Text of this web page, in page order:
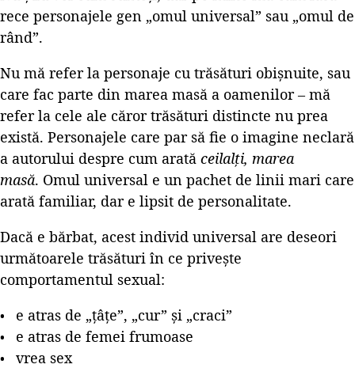
rece personajele gen „omul universal” sau „omul de
rând”.
Nu mă refer la personaje cu trăsături obișnuite, sau
care fac parte din marea masă a oamenilor – mă
refer la cele ale căror trăsături distincte nu prea
există. Personajele care par să fie o imagine neclară
a autorului despre cum arată ceilalți, marea
masă. Omul universal e un pachet de linii mari care
arată familiar, dar e lipsit de personalitate.
Dacă e bărbat, acest individ universal are deseori
următoarele trăsături în ce privește
comportamentul sexual:
e atras de „țâțe”, „cur” și „craci”
e atras de femei frumoase
vrea sex